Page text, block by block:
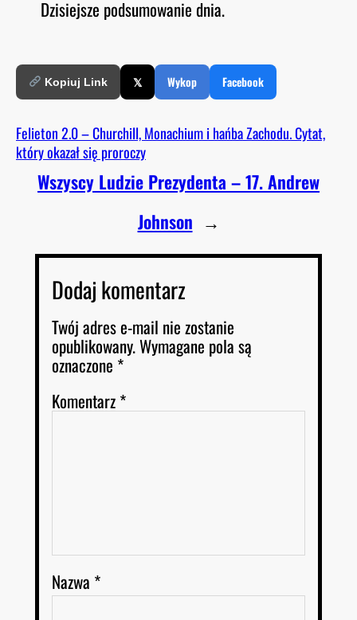
O
RSS FEED
Dzisiejsze podsumowanie dnia.
Kopiuj Link 𝕏 Wykop Facebook
Felieton 2.0 – Churchill, Monachium i hańba Zachodu. Cytat,
który okazał się proroczy
Wszyscy Ludzie Prezydenta – 17. Andrew
Johnson →
Dodaj komentarz
Twój adres e-mail nie zostanie
opublikowany.Wymagane pola są
oznaczone *
Komentarz*
Nazwa *